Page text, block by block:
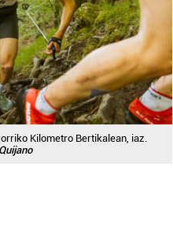
Kilometro Bertikalean, iaz.